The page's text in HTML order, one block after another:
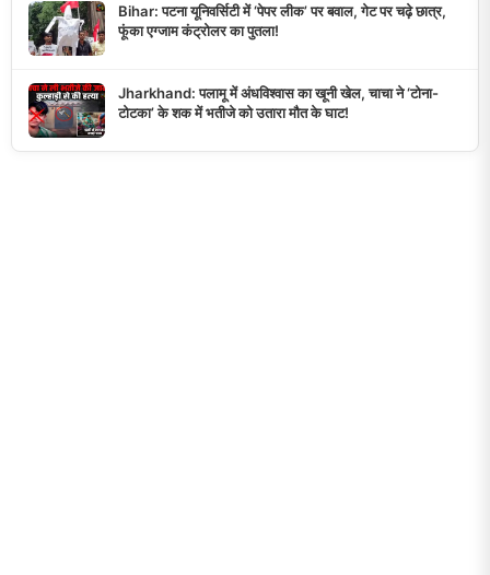
Bihar: पटना यूनिवर्सिटी में ‘पेपर लीक’ पर बवाल, गेट पर चढ़े छात्र,
फूंका एग्जाम कंट्रोलर का पुतला!
Jharkhand: पलामू में अंधविश्वास का खूनी खेल, चाचा ने ‘टोना-
टोटका’ के शक में भतीजे को उतारा मौत के घाट!